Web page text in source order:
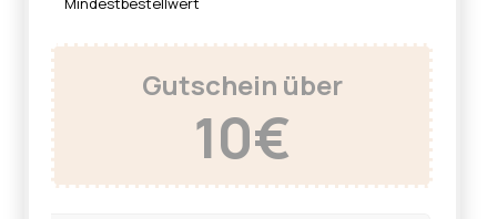
Gutschein über
10€